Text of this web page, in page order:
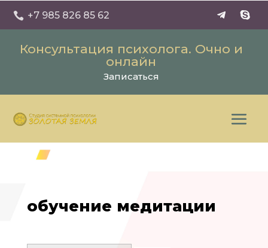
 +7 985 826 85 62
Консультация психолога. Очно и
онлайн
Записаться
обучение медитации